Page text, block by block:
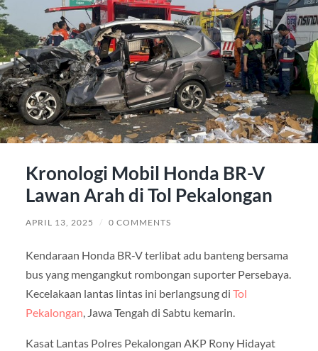
Kronologi Mobil Honda BR-V
Lawan Arah di Tol Pekalongan
APRIL 13, 2025 / 0 COMMENTS
Kendaraan Honda BR-V terlibat adu banteng bersama
bus yang mengangkut rombongan suporter Persebaya.
Kecelakaan lantas lintas ini berlangsung di Tol
Pekalongan, Jawa Tengah di Sabtu kemarin.
Kasat Lantas Polres Pekalongan AKP Rony Hidayat